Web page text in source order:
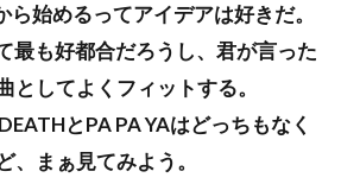
始めるってアイデアは好きだ。
最も好都合だろうし、君が言った
としてよくフィットする。
とPA PA YAはどっちもなく
、まぁ見てみよう。